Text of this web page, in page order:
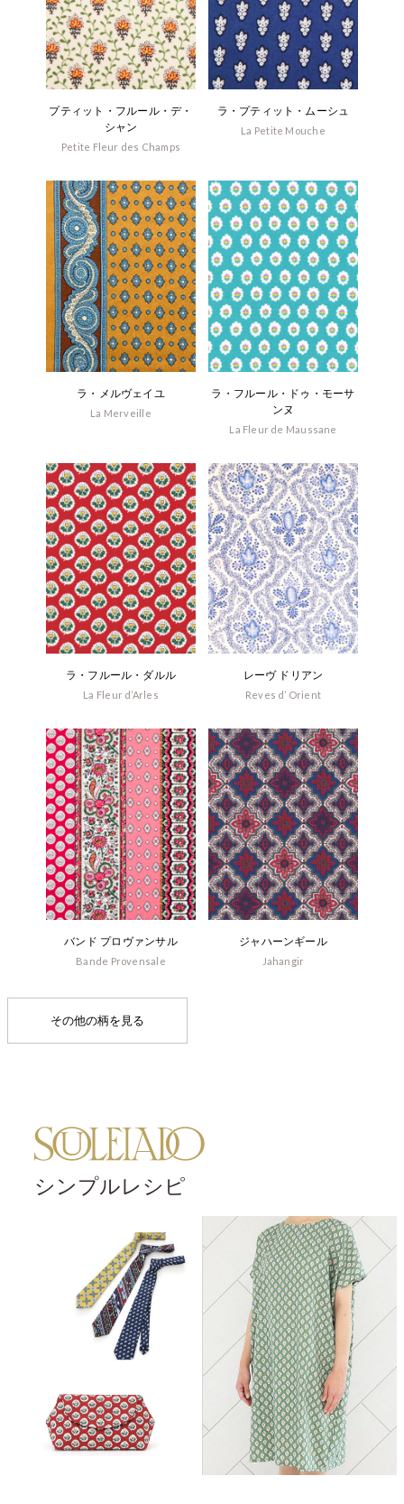
プティット・フルール・デ・
シャン
Petite Fleur des Champs
ラ・プティット・ムーシュ
La Petite Mouche
ラ・メルヴェイユ
La Merveille
ラ・フルール・ドゥ・モーサ
ンヌ
La Fleur de Maussane
ラ・フルール・ダルル
La Fleur d’Arles
レーヴ ドリアン
Reves d’ Orient
バンド プロヴァンサル
Bande Provensale
ジャハーンギール
Jahangir
その他の柄を見る
シンプルレシピ